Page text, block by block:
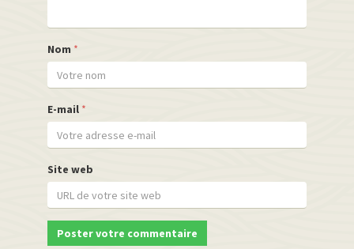
Nom *
E-mail *
Site web